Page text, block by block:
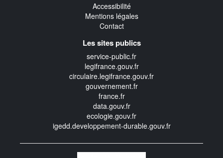
Accessibilité
Mentions légales
Contact
Les sites publics
service-public.fr
legifrance.gouv.fr
circulaire.legifrance.gouv.fr
gouvernement.fr
france.fr
data.gouv.fr
ecologie.gouv.fr
igedd.developpement-durable.gouv.fr